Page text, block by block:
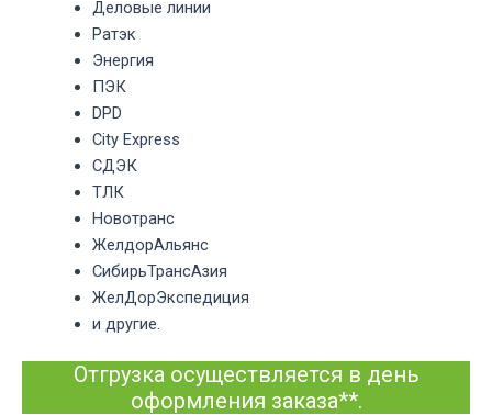
Деловые линии
Ратэк
Энергия
ПЭК
DPD
City Express
СДЭК
ТЛК
Новотранс
ЖелдорАльянс
СибирьТрансАзия
ЖелДорЭкспедиция
и другие.
Отгрузка осуществляется в день
оформления заказа**.